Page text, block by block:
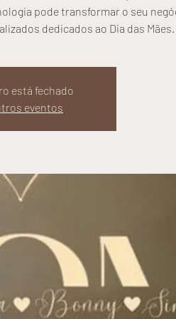
pode transformar o seu
dedicados ao Dia das Mães.
está fechado
eventos